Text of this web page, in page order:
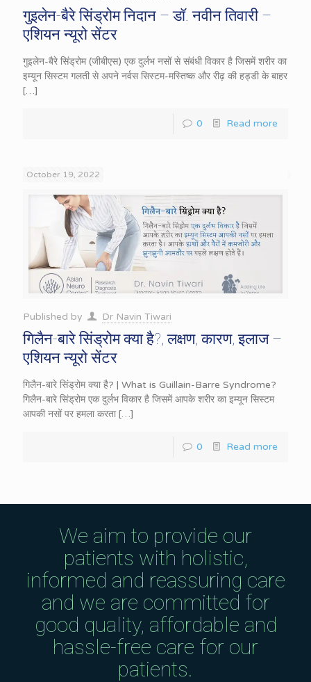
गुइलेन-बैरे सिंड्रोम निदान – डॉ. नवीन तिवारी –
एशियन न्यूरो सेंटर
गुइलेन-बैरे सिंड्रोम (जीबीएस) एक दुर्लभ नसों से संबंधी विकार है जिसमें शरीर का
इम्यून सिस्टम गलती से अपने नर्वस सिस्टम-मस्तिष्क और रीढ़ की हड्डी के बाहर
[…]
0 Read more
October 19, 2022
Published by Dr Navin Tiwari
गिलैन-बारे सिंड्रोम क्या है?, लक्षण, कारण, इलाज –
एशियन न्यूरो सेंटर
गिलैन-बारे सिंड्रोम क्या है? | What is Guillain-Barre Syndrome?
गिलैन-बारे सिंड्रोम एक दुर्लभ विकार है जिसमें आपके शरीर का इम्यून सिस्टम
आपकी नसों पर हमला करता […]
0 Read more
We aim to provide our
patients with holistic,
informed and reassuring care
and we are committed for
good quality, affordable and
hassle-free care for our
patients.